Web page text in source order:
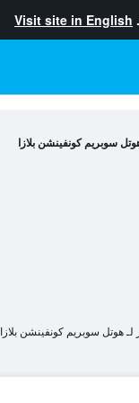
Visit site in English
سوبريم كونفينشن بلازا
هوتل سوبريم كونفينشن بلازا